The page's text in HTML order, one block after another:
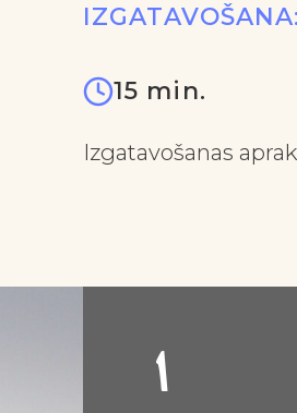
IZGATAVOŠANA:
15 min.
Izgatavošanas
1